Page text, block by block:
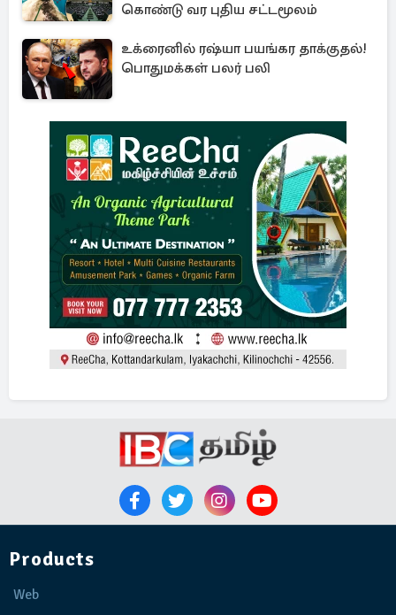
கொண்டு வர புதிய சட்டமூலம்
உக்ரைனில் ரஷ்யா பயங்கர தாக்குதல்!
பொதுமக்கள் பலர் பலி
Products
Web